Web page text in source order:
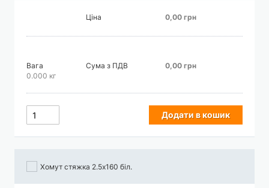
Ціна 0,00 грн
Вага
0.000 кг
Сума з ПДВ 0,00 грн
Додати в кошик
Хомут стяжка 2.5х160 біл.